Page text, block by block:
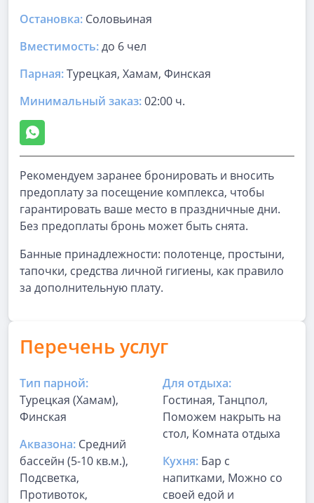
Остановка: Соловьиная
Вместимость:до 6 чел
Парная:Турецкая, Хамам, Финская
Минимальный заказ:02:00 ч.
Рекомендуем заранее бронировать и вносить
предоплату за посещение комплекса, чтобы
гарантировать ваше место в праздничные дни.
Без предоплаты бронь может быть снята.
Банные принадлежности: полотенце, простыни,
тапочки, средства личной гигиены, как правило
за дополнительную плату.
Перечень услуг
Тип парной:
Турецкая (Хамам),
Финская
Аквазона: Средний
бассейн (5-10 кв.м.),
Подсветка,
Противоток,
Для отдыха:
Гостиная, Танцпол,
Поможем накрыть на
стол, Комната отдыха
Кухня: Бар с
напитками, Можно со
своей едой и